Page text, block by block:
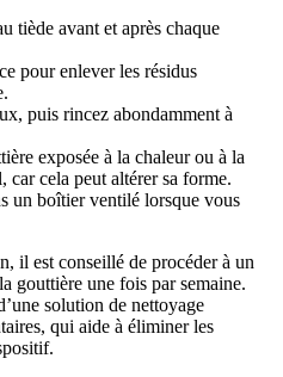
tiède avant et après chaque
pour enlever les résidus
puis rincez abondamment à
exposée à la chaleur ou à la
car cela peut altérer sa forme.
un boîtier ventilé lorsque vous
il est conseillé de procéder à un
gouttière une fois par semaine.
solution de nettoyage
qui aide à éliminer les